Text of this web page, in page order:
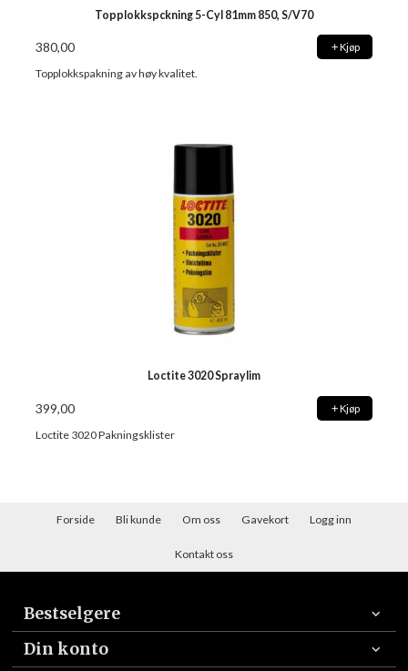
Topplokkspckning 5-Cyl 81mm 850, S/V70
380,00 Kjøp
Topplokkspakning av høy kvalitet.
Loctite 3020 Spraylim
399,00 Kjøp
Loctite 3020 Pakningsklister
Forside Bli kunde Om oss Gavekort Logg inn
Kontakt oss
Bestselgere
Din konto